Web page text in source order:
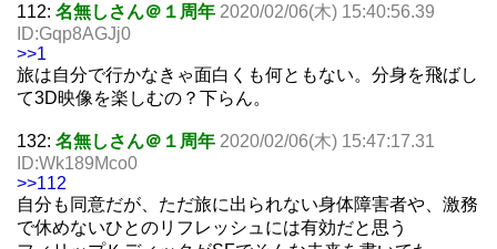
112: 名無しさん＠１周年 2020/02/06(木) 15:40:56.39
ID:Gqp8AGJj0
>>1
旅は自分で行かなきゃ面白くも何ともない。分身を飛ばし
て3D映像を楽しむの？下らん。
132: 名無しさん＠１周年 2020/02/06(木) 15:47:17.31
ID:Wk189Mco0
>>112
自分も同意だが、ただ旅に出られない身体障害者や、激務
で休めないひとのリフレッシュには有効だと思う